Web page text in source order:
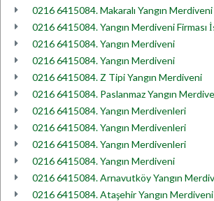
0216 6415084. Makaralı Yangın Merdiveni
0216 6415084. Yangın Merdiveni Firması
0216 6415084. Yangın Merdiveni
0216 6415084. Yangın Merdiveni
0216 6415084. Z Tipi Yangın Merdiveni
0216 6415084. Paslanmaz Yangın
0216 6415084. Yangın Merdivenleri
0216 6415084. Yangın Merdivenleri
0216 6415084. Yangın Merdivenleri
0216 6415084. Yangın Merdiveni
0216 6415084. Arnavutköy Yangın
0216 6415084. Ataşehir Yangın Merdiveni